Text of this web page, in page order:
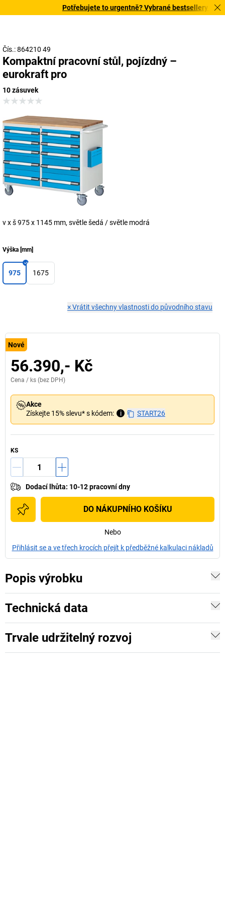
Potřebujete to urgentně? Vybrané bestsellery
Čís.: 864210 49
Kompaktní pracovní stůl, pojízdný –
eurokraft pro
10 zásuvek
v x š 975 x 1145 mm, světle šedá / světle modrá
Výška [mm]
975 1675
×Vrátit všechny vlastnosti do původního stavu
Nové
56.390,- Kč
Cena / ks (bez DPH)
Akce
Získejte 15% slevu* s kódem:
i START26
KS
Dodací lhůta: 10-12 pracovní dny
DO NÁKUPNÍHO KOŠÍKU
Nebo
Přihlásit se a ve třech krocích přejít k předběžné kalkulaci nákladů
Popis výrobku
Technická data
Trvale udržitelný rozvoj